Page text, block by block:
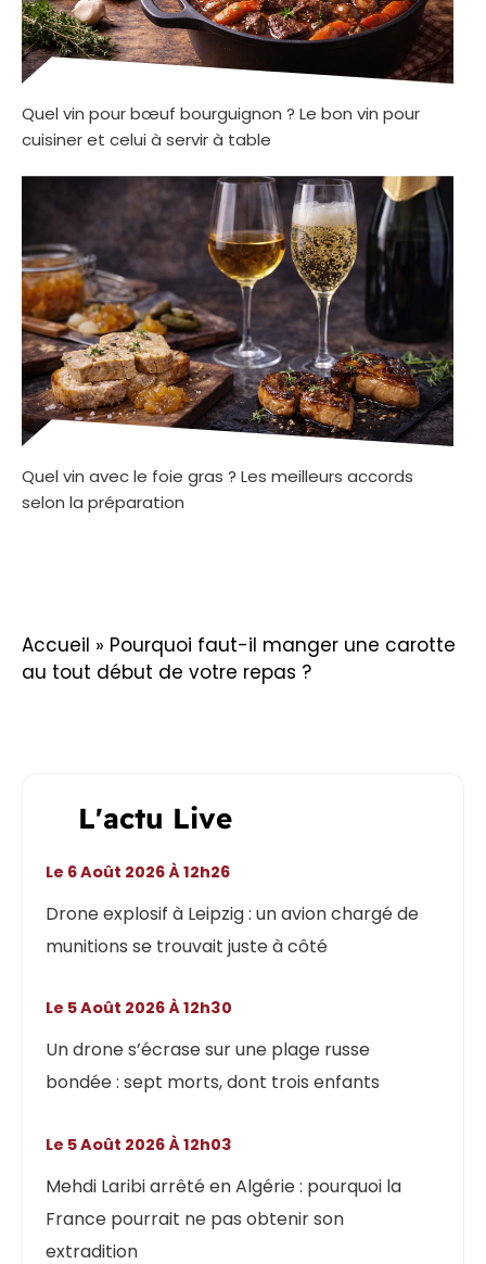
Quel vin pour bœuf bourguignon ? Le bon vin pour
cuisiner et celui à servir à table
Quel vin avec le foie gras ? Les meilleurs accords
selon la préparation
Accueil » Pourquoi faut-il manger une carotte
au tout début de votre repas ?
L'actu Live
Drone explosif à Leipzig : un avion chargé de
munitions se trouvait juste à côté
Le 6 Août 2026 À 12h26
Un drone s’écrase sur une plage russe
bondée : sept morts, dont trois enfants
Le 5 Août 2026 À 12h30
Mehdi Laribi arrêté en Algérie : pourquoi la
France pourrait ne pas obtenir son
extradition
Le 5 Août 2026 À 12h03